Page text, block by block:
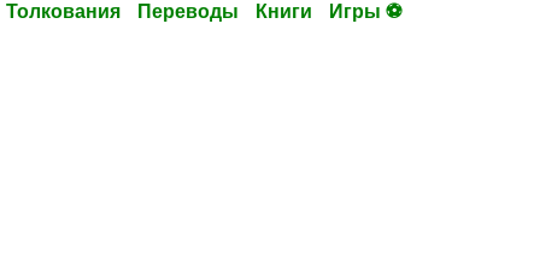
Толкования Переводы Книги Игры ⚽